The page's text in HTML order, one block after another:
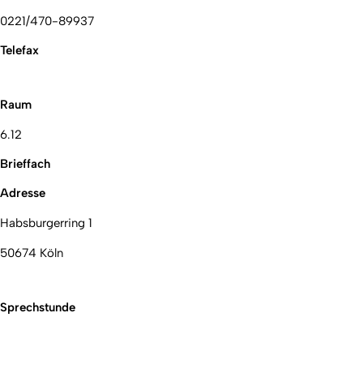
0221/470-89937
Telefax
Raum
6.12
Brieffach
Adresse
Habsburgerring 1
50674 Köln
Sprechstunde